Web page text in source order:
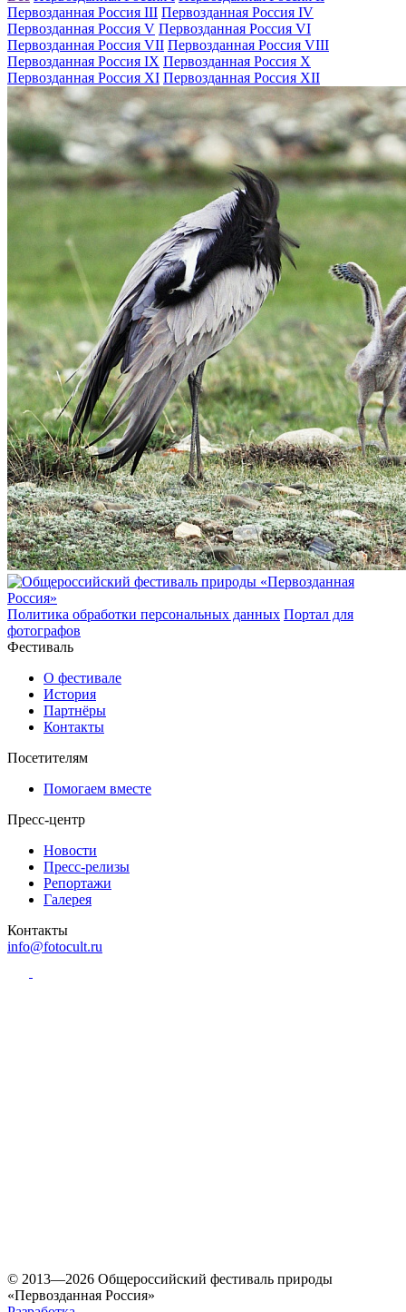
Первозданная Россия III Первозданная Россия IV
Первозданная Россия V Первозданная Россия VI
Первозданная Россия VII Первозданная Россия VIII
Первозданная Россия IX Первозданная Россия X
Первозданная Россия XI Первозданная Россия XII
Политика обработки персональных данных Портал для
фотографов
Фестиваль
О фестивале
История
Партнёры
Контакты
Посетителям
Помогаем вместе
Пресс-центр
Новости
Пресс-релизы
Репортажи
Галерея
Контакты
info@fotocult.ru
© 2013—2026 Общероссийский фестиваль природы
«Первозданная Россия»